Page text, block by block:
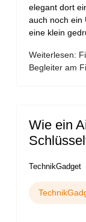
elegant dort
auch noch ein
eine klein
Weiterlesen:
Begleiter am
Wie ein
TechnikGadget